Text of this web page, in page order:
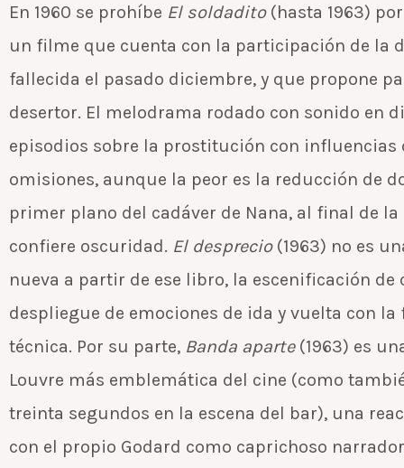
En 1960 se prohíbe El soldadito(hasta 1963)
un filme que cuenta con la participación de la
fallecida el pasado diciembre, y que propone
desertor. El melodrama rodado con sonido en
episodios sobre la prostitución con influencias
omisiones, aunque la peor es la reducción de
primer plano del cadáver de Nana, al final de
confiere oscuridad. El desprecio(1963) no es
nueva a partir de ese libro, la escenificación
despliegue de emociones de ida y vuelta con
técnica. Por su parte, Banda aparte(1963) es
Louvre más emblemática del cine (como
treinta segundos en la escena del bar), una
con el propio Godard como caprichoso